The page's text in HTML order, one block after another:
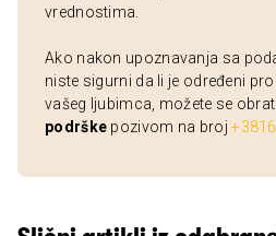
vrednostima.
Ako nakon upoznavanja sa
niste sigurni da li je određeni
vašeg ljubimca, možete se
podrške pozivom na broj